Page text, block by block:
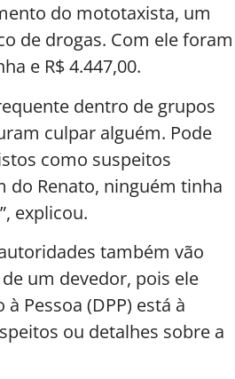
do mototaxista, um
de drogas. Com ele foram
e R$ 4.447,00.
dentro de grupos
culpar alguém. Pode
como suspeitos
do Renato, ninguém tinha
explicou.
também vão
um devedor, pois ele
Pessoa (DPP) está à
ou detalhes sobre a